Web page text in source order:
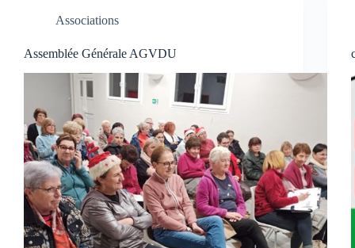
Associations
Assemblée Générale AGVDU